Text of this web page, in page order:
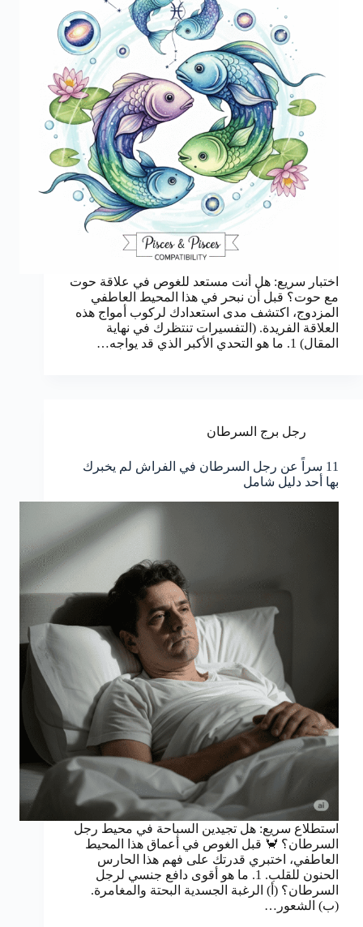
اختبار سريع: هل أنت مستعد للغوص في علاقة حوت
مع حوت؟ قبل أن نبحر في هذا المحيط العاطفي
المزدوج، اكتشف مدى استعدادك لركوب أمواج هذه
العلاقة الفريدة. (التفسيرات تنتظرك في نهاية
المقال) 1. ما هو التحدي الأكبر الذي قد يواجه…
رجل برج السرطان
11 سراً عن رجل السرطان في الفراش لم يخبرك
بها أحد دليل شامل
استطلاع سريع: هل تجيدين السباحة في محيط رجل
السرطان؟ 🦀 قبل الغوص في أعماق هذا المحيط
العاطفي، اختبري قدرتك على فهم هذا الحارس
الحنون للقلب. 1. ما هو أقوى دافع جنسي لرجل
السرطان؟ (أ) الرغبة الجسدية البحتة والمغامرة.
(ب) الشعور…